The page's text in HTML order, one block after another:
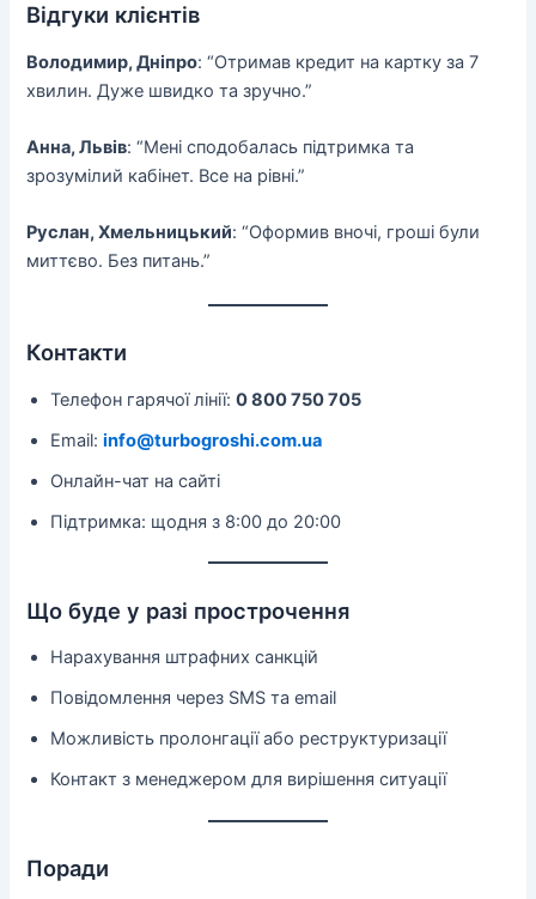
Відгуки клієнтів
Володимир, Дніпро: “Отримав кредит на картку за 7
хвилин. Дуже швидко та зручно.”
Анна, Львів: “Мені сподобалась підтримка та
зрозумілий кабінет. Все на рівні.”
Руслан, Хмельницький: “Оформив вночі, гроші були
миттєво. Без питань.”
Контакти
Телефон гарячої лінії:0 800 750 705
Email:info@turbogroshi.com.ua
Онлайн-чат на сайті
Підтримка: щодня з 8:00 до 20:00
Що буде у разі прострочення
Нарахування штрафних санкцій
Повідомлення через SMS та email
Можливість пролонгації або реструктуризації
Контакт з менеджером для вирішення ситуації
Поради